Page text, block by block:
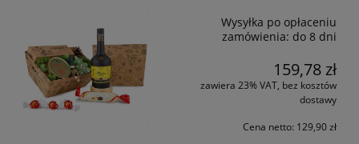
Wysyłka po opłaceniu
zamówienia: do 8 dni
159,78 zł
zawiera 23% VAT, bez kosztów
dostawy
Cena netto: 129,90 zł